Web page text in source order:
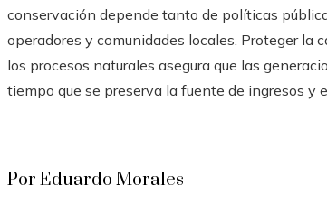
conservación depende tanto de políticas
operadores y comunidades locales. Proteger la
los procesos naturales asegura que las
tiempo que se preserva la fuente de ingresos y
Por Eduardo Morales